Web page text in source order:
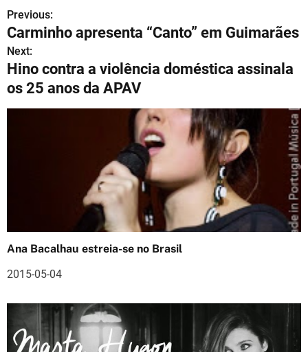
N
a
v
e
o
d
e
a
Previous:
Carminho apresenta “Canto” em Guimarães
Next:
Hino contra a violência doméstica assinala
os 25 anos da APAV
Ana Bacalhau estreia-se no Brasil
2015-05-04